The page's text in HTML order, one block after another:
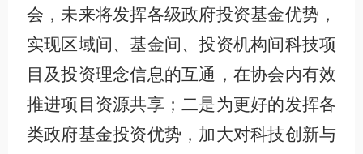
会，未来将发挥各级政府投资基金优势，
实现区域间、基金间、投资机构间科技项
目及投资理念信息的互通，在协会内有效
推进项目资源共享；二是为更好的发挥各
类政府基金投资优势，加大对科技创新与